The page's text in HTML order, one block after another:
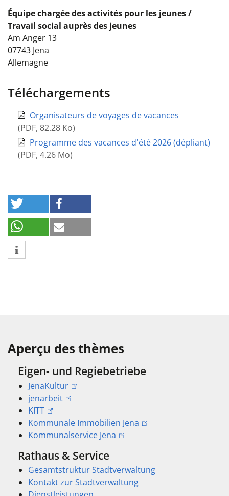
Équipe chargée des activités pour les jeunes /
Travail social auprès des jeunes
Am Anger 13
07743 Jena
Allemagne
Téléchargements
Organisateurs de voyages de vacances
(PDF, 82.28 Ko)
Programme des vacances d'été 2026 (dépliant)
(PDF, 4.26 Mo)
Aperçu des thèmes
Eigen- und Regiebetriebe
JenaKultur
jenarbeit
KITT
Kommunale Immobilien Jena
Kommunalservice Jena
Rathaus & Service
Gesamtstruktur Stadtverwaltung
Kontakt zur Stadtverwaltung